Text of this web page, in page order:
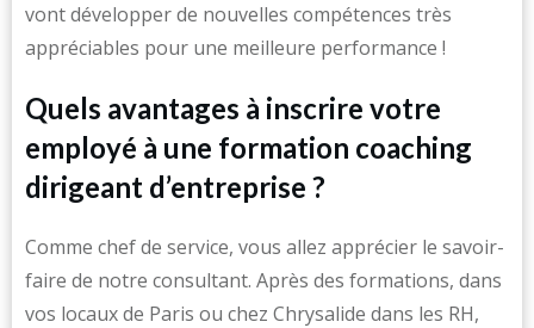
vont développer de nouvelles compétences très
appréciables pour une meilleure performance !
Quels avantages à inscrire votre
employé à une formation coaching
dirigeant d’entreprise ?
Comme chef de service, vous allez apprécier le savoir-
faire de notre consultant. Après des formations, dans
vos locaux de Paris ou chez Chrysalide dans les RH,